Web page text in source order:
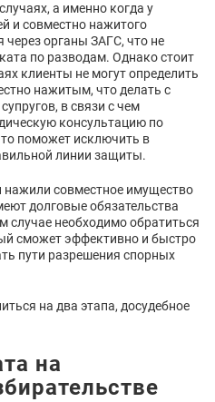
а именно когда у
и совместно нажитого
через органы ЗАГС, что не
по разводам. Однако стоит
клиенты не могут определить
нажитым, что делать с
в связи с чем
консультацию по
поможет исключить в
линии защиты.
нажили совместное имущество
долговые обязательства
случае необходимо обратиться
сможет эффективно и быстро
пути разрешения спорных
на два этапа, досудебное
на